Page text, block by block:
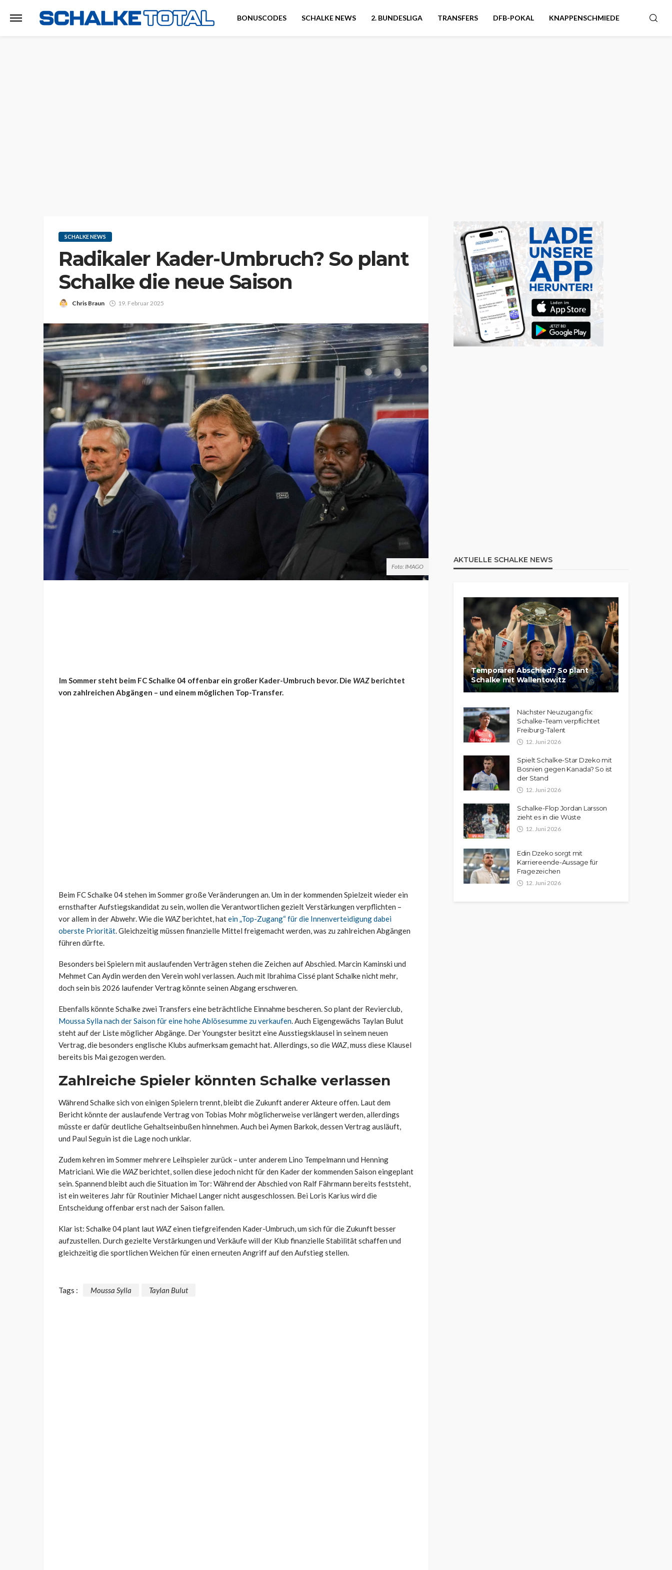
BONUSCODES SCHALKE NEWS 2. BUNDESLIGA TRANSFERS DFB-POKAL KNAPPENSCHMIEDE
SCHALKE NEWS
Radikaler Kader-Umbruch? So plant
Schalke die neue Saison
Chris Braun 19. Februar 2025
Foto: IMAGO
Im Sommer steht beim FC Schalke 04 offenbar ein großer Kader-Umbruch bevor. Die WAZ berichtet
von zahlreichen Abgängen – und einem möglichen Top-Transfer.
Beim FC Schalke 04 stehen im Sommer große Veränderungen an. Um in der kommenden Spielzeit wieder ein
ernsthafter Aufstiegskandidat zu sein, wollen die Verantwortlichen gezielt Verstärkungen verpflichten –
vor allem in der Abwehr. Wie die WAZberichtet, hatein „Top-Zugang“ für die Innenverteidigung dabei
oberste Priorität. Gleichzeitig müssen finanzielle Mittel freigemacht werden, was zu zahlreichen Abgängen
führen dürfte.
Besonders bei Spielern mit auslaufenden Verträgen stehen die Zeichen auf Abschied. Marcin Kaminski und
Mehmet Can Aydin werden den Verein wohl verlassen. Auch mit Ibrahima Cissé plant Schalke nicht mehr,
doch sein bis 2026 laufender Vertrag könnte seinen Abgang erschweren.
Ebenfalls könnte Schalke zwei Transfers eine beträchtliche Einnahme bescheren. So plant der Revierclub,
Moussa Sylla nach der Saison für eine hohe Ablösesumme zu verkaufen. Auch Eigengewächs Taylan Bulut
steht auf der Liste möglicher Abgänge. Der Youngster besitzt eine Ausstiegsklausel in seinem neuen
Vertrag, die besonders englische Klubs aufmerksam gemacht hat. Allerdings, so die WAZ, muss diese Klausel
bereits bis Mai gezogen werden.
Zahlreiche Spieler könnten Schalke verlassen
Während Schalke sich von einigen Spielern trennt, bleibt die Zukunft anderer Akteure offen. Laut dem
Bericht könnte der auslaufende Vertrag von Tobias Mohr möglicherweise verlängert werden, allerdings
müsste er dafür deutliche Gehaltseinbußen hinnehmen. Auch bei Aymen Barkok, dessen Vertrag ausläuft,
und Paul Seguin ist die Lage noch unklar.
Zudem kehren im Sommer mehrere Leihspieler zurück – unter anderem Lino Tempelmann und Henning
Matriciani. Wie die WAZberichtet, sollen diese jedoch nicht für den Kader der kommenden Saison eingeplant
sein. Spannend bleibt auch die Situation im Tor: Während der Abschied von Ralf Fährmann bereits feststeht,
ist ein weiteres Jahr für Routinier Michael Langer nicht ausgeschlossen. Bei Loris Karius wird die
Entscheidung offenbar erst nach der Saison fallen.
Klar ist: Schalke 04 plant laut WAZeinen tiefgreifenden Kader-Umbruch, um sich für die Zukunft besser
aufzustellen. Durch gezielte Verstärkungen und Verkäufe will der Klub finanzielle Stabilität schaffen und
gleichzeitig die sportlichen Weichen für einen erneuten Angriff auf den Aufstieg stellen.
Tags : Moussa Sylla Taylan Bulut
AKTUELLE SCHALKE NEWS
Temporärer Abschied? So plant
Schalke mit Wallentowitz
Nächster Neuzugang fix:
Schalke-Team verpflichtet
Freiburg-Talent
12. Juni 2026
Spielt Schalke-Star Dzeko mit
Bosnien gegen Kanada? So ist
der Stand
12. Juni 2026
Schalke-Flop Jordan Larsson
zieht es in die Wüste
12. Juni 2026
Edin Dzeko sorgt mit
Karriereende-Aussage für
Fragezeichen
12. Juni 2026